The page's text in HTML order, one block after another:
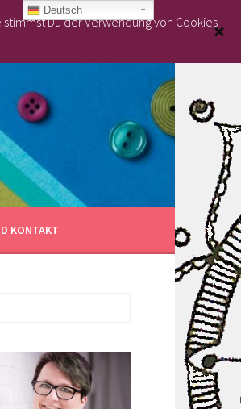
KONTAKT
Deutsch
Du der Verwendung von Cookies